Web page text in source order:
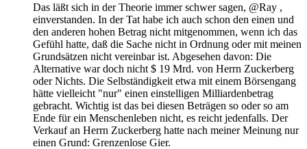
Das läßt sich in der Theorie immer schwer sagen, @Ray ,
einverstanden. In der Tat habe ich auch schon den einen und
den anderen hohen Betrag nicht mitgenommen, wenn ich das
Gefühl hatte, daß die Sache nicht in Ordnung oder mit meinen
Grundsätzen nicht vereinbar ist. Abgesehen davon: Die
Alternative war doch nicht $ 19 Mrd. von Herrn Zuckerberg
oder Nichts. Die Selbständigkeit etwa mit einem Börsengang
hätte vielleicht "nur" einen einstelligen Milliardenbetrag
gebracht. Wichtig ist das bei diesen Beträgen so oder so am
Ende für ein Menschenleben nicht, es reicht jedenfalls. Der
Verkauf an Herrn Zuckerberg hatte nach meiner Meinung nur
einen Grund: Grenzenlose Gier.